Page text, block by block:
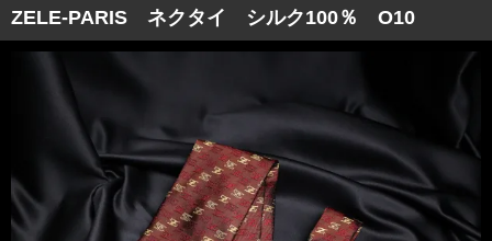
ZELE-PARIS ネクタイ シルク100％ O10